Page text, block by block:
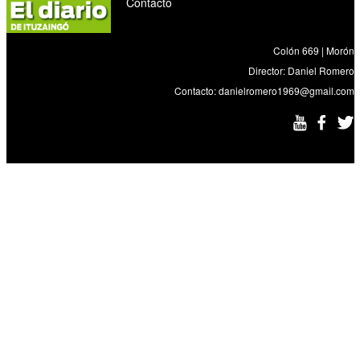
Colón 669 | Morón
Director: Daniel Romero
Contacto:danielromero1969@gmail.com